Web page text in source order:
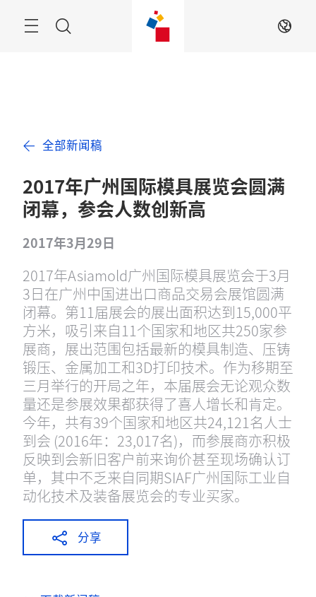
ZH
全部新闻稿
2017年广州国际模具展览会圆满
闭幕，参会人数创新高
2017年3月29日
2017年Asiamold广州国际模具展览会于3月
3日在广州中国进出口商品交易会展馆圆满
闭幕。第11届展会的展出面积达到15,000平
方米，吸引来自11个国家和地区共250家参
展商，展出范围包括最新的模具制造、压铸
锻压、金属加工和3D打印技术。作为移期至
三月举行的开局之年，本届展会无论观众数
量还是参展效果都获得了喜人增长和肯定。
今年，共有39个国家和地区共24,121名人士
到会 (2016年：23,017名)，而参展商亦积极
反映到会新旧客户前来询价甚至现场确认订
单，其中不乏来自同期SIAF广州国际工业自
动化技术及装备展览会的专业买家。
分享